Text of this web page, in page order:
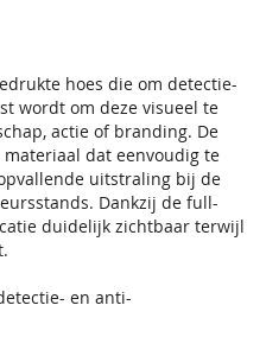
hoes die om detectie-
wordt om deze visueel te
actie of branding. De
dat eenvoudig te
uitstraling bij de
Dankzij de full-
duidelijk zichtbaar terwijl
en anti-